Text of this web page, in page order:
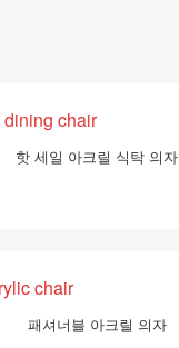
핫 세일 아크릴 식탁 의자
패셔너블 아크릴 의자